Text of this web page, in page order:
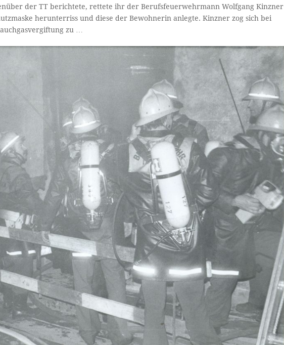
der TT berichtete, rettete ihr der Berufsfeuerwehrmann Wolfgang Kinzner
herunterriss und diese der Bewohnerin anlegte. Kinzner zog sich bei
zu …